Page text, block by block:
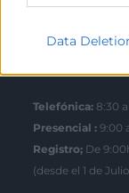
Data
Horario Atención
Telefónica: 8:30
Presencial : 9:00
Registro; De
(desde el 1 de